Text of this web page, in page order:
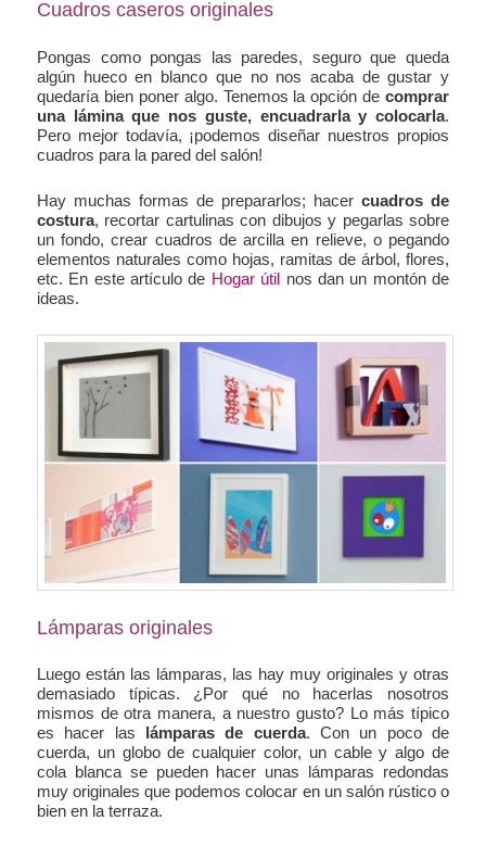
Cuadros caseros originales
Pongas como pongas las paredes, seguro que queda
algún hueco en blanco que no nos acaba de gustar y
quedaría bien poner algo. Tenemos la opción de comprar
una lámina que nos guste, encuadrarla y colocarla.
Pero mejor todavía, ¡podemos diseñar nuestros propios
cuadros para la pared del salón!
Hay muchas formas de prepararlos; hacer cuadros de
costura, recortar cartulinas con dibujos y pegarlas sobre
un fondo, crear cuadros de arcilla en relieve, o pegando
elementos naturales como hojas, ramitas de árbol, flores,
etc. En este artículo de Hogar útil nos dan un montón de
ideas.
Lámparas originales
Luego están las lámparas, las hay muy originales y otras
demasiado típicas. ¿Por qué no hacerlas nosotros
mismos de otra manera, a nuestro gusto? Lo más típico
es hacer las lámparas de cuerda. Con un poco de
cuerda, un globo de cualquier color, un cable y algo de
cola blanca se pueden hacer unas lámparas redondas
muy originales que podemos colocar en un salón rústico o
bien en la terraza.